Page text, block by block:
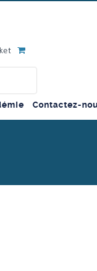
Contactez-